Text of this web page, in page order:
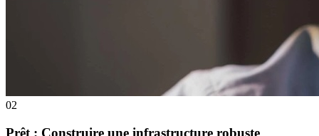
02
Prêt : Construire une infrastructure robuste